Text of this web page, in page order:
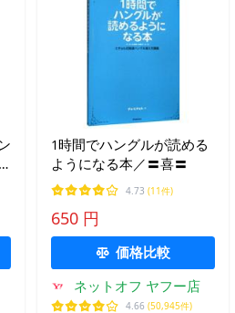
1時間でハングルが読める
ようになる本／〓喜〓
4.73 (11件)
650 円
価格比較
ネットオフ ヤフー店
4.66 (50,945件)